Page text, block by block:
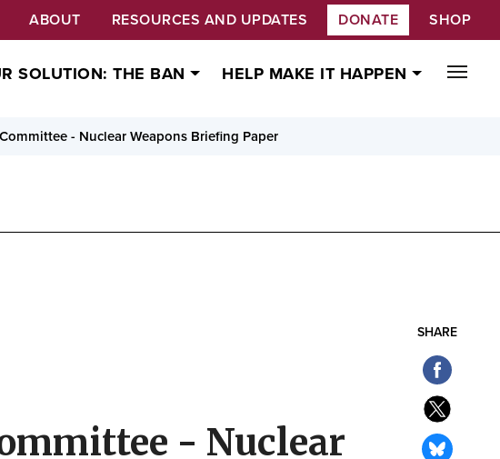
ABOUT RESOURCES AND UPDATES DONATE SHOP
SOLUTION: THE BAN HELP MAKE IT HAPPEN
- Nuclear Weapons Briefing Paper
SHARE
- Nuclear